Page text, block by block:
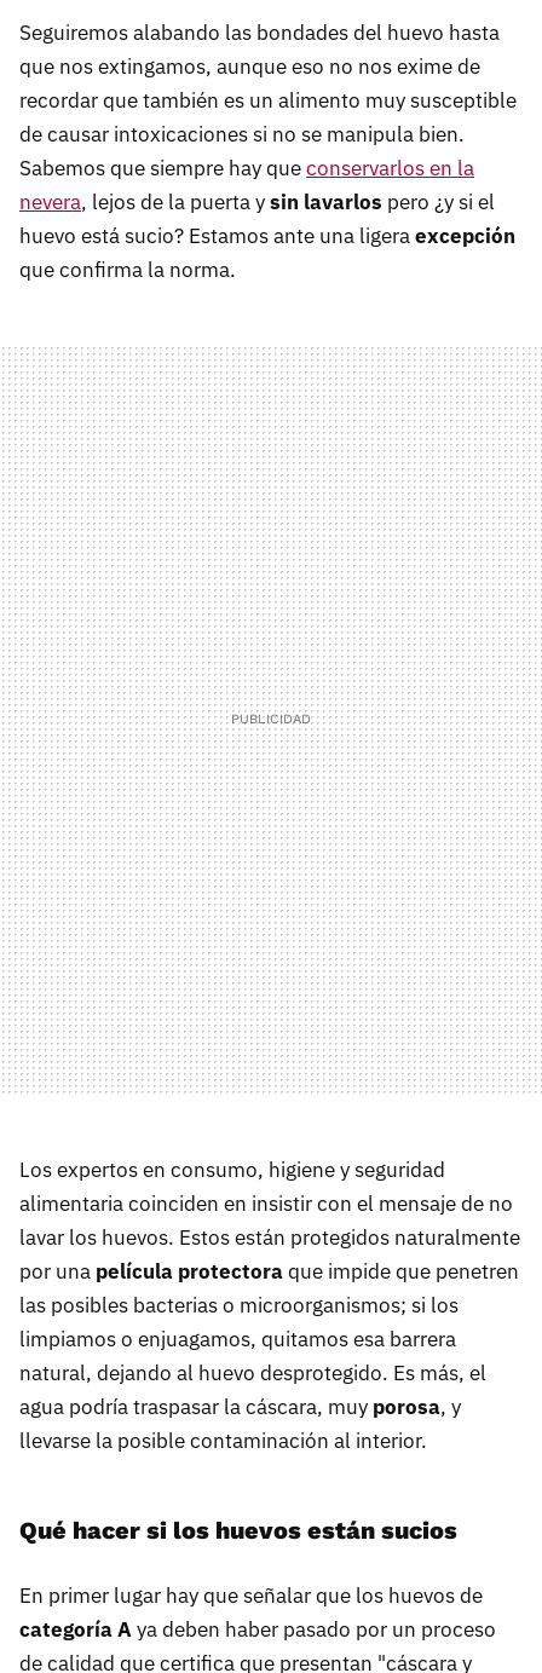
Seguiremos alabando las bondades del huevo hasta
que nos extingamos, aunque eso no nos exime de
recordar que también es un alimento muy susceptible
de causar intoxicaciones si no se manipula bien.
Sabemos que siempre hay queconservarlos en la
nevera, lejos de la puerta ysin lavarlos pero ¿y si el
huevo está sucio? Estamos ante una ligeraexcepción
que confirma la norma.
Los expertos en consumo, higiene y seguridad
alimentaria coinciden en insistir con el mensaje de no
lavar los huevos. Estos están protegidos naturalmente
por una película protectoraque impide que penetren
las posibles bacterias o microorganismos; si los
limpiamos o enjuagamos, quitamos esa barrera
natural, dejando al huevo desprotegido. Es más, el
agua podría traspasar la cáscara, muy porosa, y
llevarse la posible contaminación al interior.
Qué hacer si los huevos están sucios
En primer lugar hay que señalar que los huevos de
categoría Aya deben haber pasado por un proceso
de calidad que certifica que presentan "cáscara y